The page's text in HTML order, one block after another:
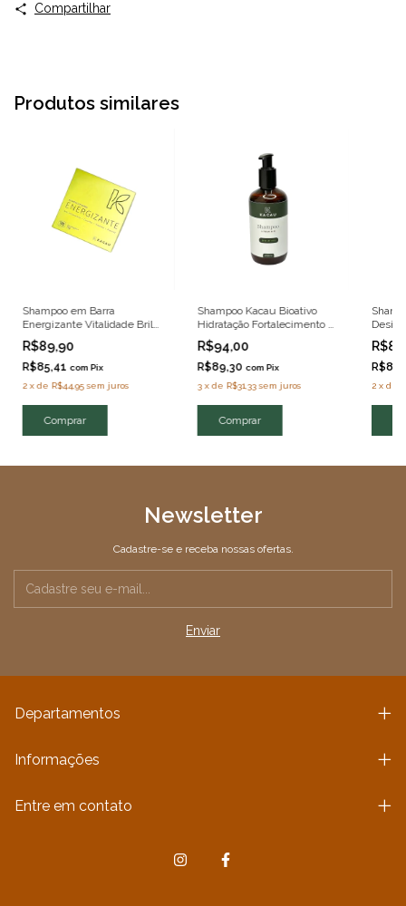
Compartilhar
Produtos similares
Shampoo em Barra
Energizante Vitalidade Brilho
e Força Clean Beauty 70g
R$89,90
R$85,41 com Pix
2 xde R$44,95 sem juros
Shampoo Kacau Bioativo
Hidratação Fortalecimento e
Brilho Clean Beauty 250ml
R$94,00
R$89,30 com Pix
3 xde R$31,33 sem juros 2 x de
Newsletter
Cadastre-se e receba nossas ofertas.
Departamentos
Informações
Entre em contato